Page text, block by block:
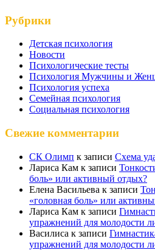
Рубрики
Детская психология
Новости
Психологические тесты
Психология Мужчины и
Психология успеха
Семейная психология
Социальная психология
Свежие комментарии
СК Олимп к записи Схема
Лариса Кам к записи
боль» или активный отдых?
Елена Васильева к записи
«головная боль» или
Лариса Кам к записи
упражнений для молодости
Василиса к записи
упражнений для молодости